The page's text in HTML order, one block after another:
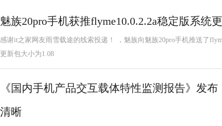
魅族20pro手机获推flyme10.0.2.2a稳定版系统
感谢it之家网友雨雪载途的线索投递！ ，魅族向魅族20pro手机推送了
更新包大小为1.08
《国内手机产品交互载体特性监测报告》发
清晰